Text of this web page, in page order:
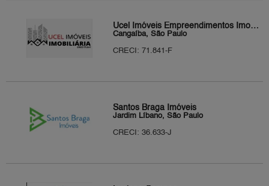
Ucel Imóveis Empreendimentos Imobiliários
Cangaíba, São Paulo
CRECI: 71.841-F
Santos Braga Imóveis
Jardim Líbano, São Paulo
CRECI: 36.633-J